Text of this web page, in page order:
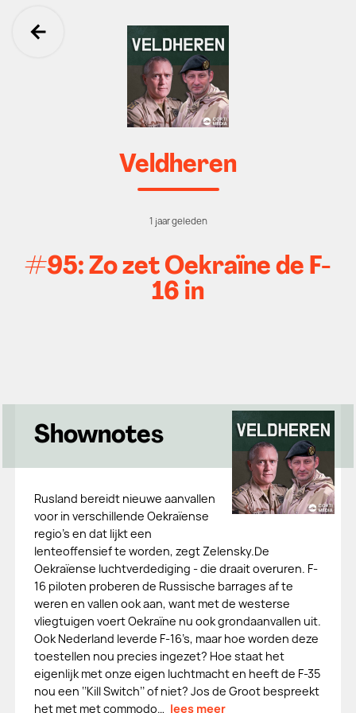
Ga terug
Veldheren
1 jaar geleden
#95: Zo zet Oekraïne de F-
16 in
Shownotes
Rusland bereidt nieuwe aanvallen
voor in verschillende Oekraïense
regio’s en dat lijkt een
lenteoffensief te worden, zegt Zelensky.De
Oekraïense luchtverdediging - die draait overuren. F-
16 piloten proberen de Russische barrages af te
weren en vallen ook aan, want met de westerse
vliegtuigen voert Oekraïne nu ook grondaanvallen uit.
Ook Nederland leverde F-16’s, maar hoe worden deze
toestellen nou precies ingezet? Hoe staat het
eigenlijk met onze eigen luchtmacht en heeft de F-35
nou een ‘’Kill Switch’’ of niet? Jos de Groot bespreekt
het met met commodo… lees meer